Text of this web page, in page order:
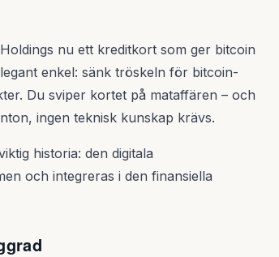
nu ett kreditkort som ger bitcoin
enkel: sänk tröskeln för bitcoin-
Du sviper kortet på mataffären – och
ingen teknisk kunskap krävs.
historia: den digitala
och integreras i den finansiella